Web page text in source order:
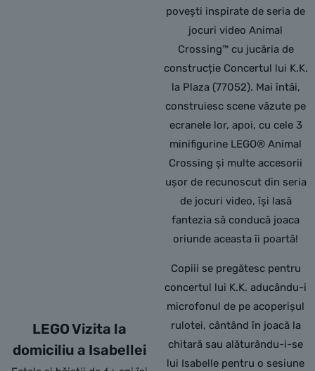
LEGO Vizita la
domiciliu a Isabellei
povești inspirate de seria de
jocuri video Animal
Crossing™ cu jucăria de
construcție Concertul lui K.K.
la Plaza (77052). Mai întâi,
construiesc scene văzute pe
ecranele lor, apoi, cu cele 3
minifigurine LEGO® Animal
Crossing și multe accesorii
ușor de recunoscut din seria
de jocuri video, își lasă
fantezia să conducă joaca
oriunde aceasta îi poartă!
Copiii se pregătesc pentru
concertul lui K.K. aducându-i
microfonul de pe acoperișul
rulotei, cântând în joacă la
chitară sau alăturându-i-se
lui Isabelle pentru o sesiune